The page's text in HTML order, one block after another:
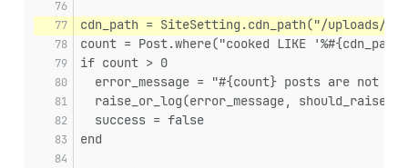
cdn_path = SiteSetting.cdn_path("/
count = Post.where("cooked LIKE
if count > 0
error_message = "#{count} posts are not
  raise_or_log(error_message, should_raise)
  success = false
end